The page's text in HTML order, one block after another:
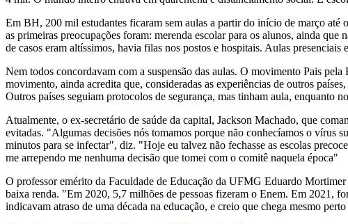
Em BH, 200 mil estudantes ficaram sem aulas a partir do início de março
as primeiras preocupações foram: merenda escolar para os alunos, ainda
de casos eram altíssimos, havia filas nos postos e hospitais. Aulas
Nem todos concordavam com a suspensão das aulas. O movimento Pais
movimento, ainda acredita que, consideradas as experiências de outros
Outros países seguiam protocolos de segurança, mas tinham aula, enquanto
Atualmente, o ex-secretário de saúde da capital, Jackson Machado, que
evitadas. "Algumas decisões nós tomamos porque não conhecíamos o vírus
minutos para se infectar", diz. "Hoje eu talvez não fechasse as escolas
me arrependo me nenhuma decisão que tomei com o comitê naquela época"
O professor emérito da Faculdade de Educação da UFMG Eduardo
baixa renda. "Em 2020, 5,7 milhões de pessoas fizeram o Enem. Em 2021,
indicavam atraso de uma década na educação, e creio que chega mesmo